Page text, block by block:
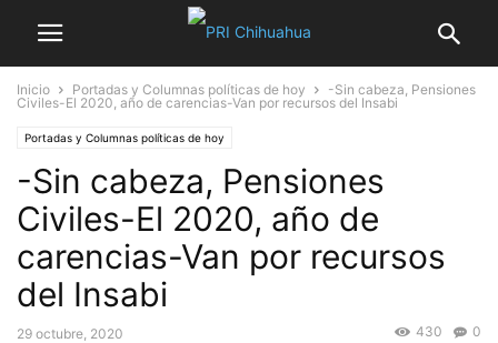
Inicio Portadas y Columnas políticas de hoy
-Sin cabeza, Pensiones
Civiles-El 2020, año de carencias-Van por recursos del Insabi
Portadas y Columnas políticas de hoy
-Sin cabeza, Pensiones
Civiles-El 2020, año de
carencias-Van por recursos
del Insabi
29 octubre, 2020 0
430